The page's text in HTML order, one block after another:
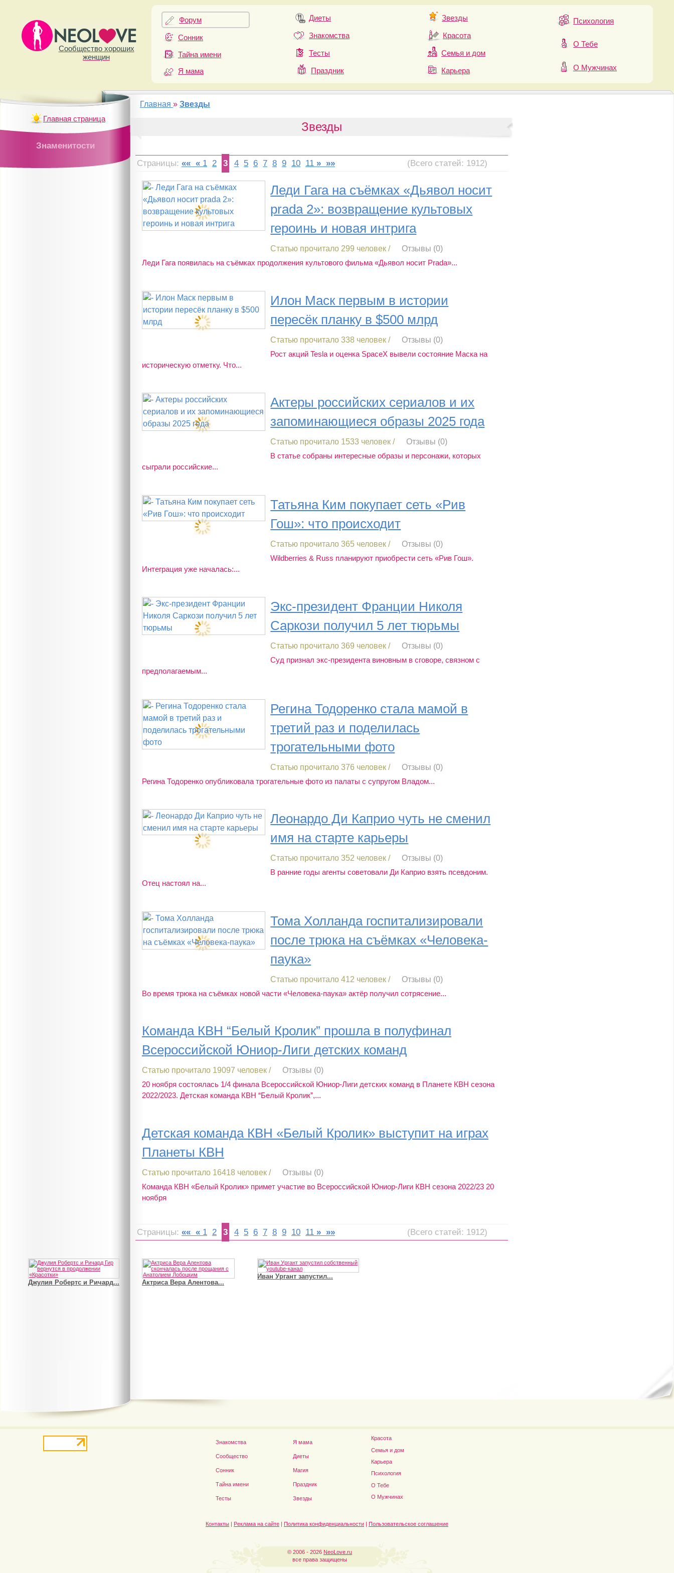
Сообщество хороших
женщин
Форум
Сонник
Тайна имени
Я мама
Диеты
Знакомства
Тесты
Праздник
Звезды
Красота
Семья и дом
Карьера
Психология
О Тебе
О Мужчинах
Главная »Звезды
Звезды
Страницы: «« « 1 2 3 4 5 6 7 8 9 10 11 » »» (Всего статей: 1912)
Леди Гага на съёмках «Дьявол носит
prada 2»: возвращение культовых
героинь и новая интрига
Статью прочитало 299 человек /
Отзывы (0)
Леди Гага появилась на съёмках продолжения культового фильма «Дьявол носит Prada»...
Илон Маск первым в истории
пересёк планку в $500 млрд
Статью прочитало 338 человек /
Отзывы (0)
Рост акций Tesla и оценка SpaceX вывели состояние Маска на
историческую отметку. Что...
Актеры российских сериалов и их
запоминающиеся образы 2025 года
Статью прочитало 1533 человек /
Отзывы (0)
В статье собраны интересные образы и персонажи, которых
сыграли российские...
Татьяна Ким покупает сеть «Рив
Гош»: что происходит
Статью прочитало 365 человек /
Отзывы (0)
Wildberries & Russ планируют приобрести сеть «Рив Гош».
Интеграция уже началась:...
Экс-президент Франции Николя
Саркози получил 5 лет тюрьмы
Статью прочитало 369 человек /
Отзывы (0)
Суд признал экс-президента виновным в сговоре, связном с
предполагаемым...
Регина Тодоренко стала мамой в
третий раз и поделилась
трогательными фото
Статью прочитало 376 человек /
Отзывы (0)
Регина Тодоренко опубликовала трогательные фото из палаты с супругом Владом...
Леонардо Ди Каприо чуть не сменил
имя на старте карьеры
Статью прочитало 352 человек /
Отзывы (0)
В ранние годы агенты советовали Ди Каприо взять псевдоним.
Отец настоял на...
Тома Холланда госпитализировали
после трюка на съёмках «Человека-
паука»
Статью прочитало 412 человек /
Отзывы (0)
Во время трюка на съёмках новой части «Человека-паука» актёр получил сотрясение...
Команда КВН “Белый Кролик” прошла в полуфинал
Всероссийской Юниор-Лиги детских команд
Статью прочитало 19097 человек /
Отзывы (0)
20 ноября состоялась 1/4 финала Всероссийской Юниор-Лиги детских команд в Планете КВН сезона
2022/2023. Детская команда КВН “Белый Кролик”,...
Детская команда КВН «Белый Кролик» выступит на играх
Планеты КВН
Статью прочитало 16418 человек /
Отзывы (0)
Команда КВН «Белый Кролик» примет участие во Всероссийской Юниор-Лиги КВН сезона 2022/23 20
ноября
Страницы: «« « 1 2 3 4 5 6 7 8 9 10 11 » »» (Всего статей: 1912)
Главная страница
Знаменитости
Владимир Путин сделал...
В деле о гибели Роба...
Рэдклифф и Фелтон снова...
Футболист Игорь Акинфеев...
Знакомства
Сообщество
Сонник
Тайна имени
Тесты
Я мама
Диеты
Магия
Праздник
Звезды
Красота
Семья и дом
Карьера
Психология
О Тебе
О Мужчинах
Контакты | Реклама на сайте | Политика конфиденциальности | Пользовательское соглашение
© 2006 - 2026 NeoLove.ru
все права защищены